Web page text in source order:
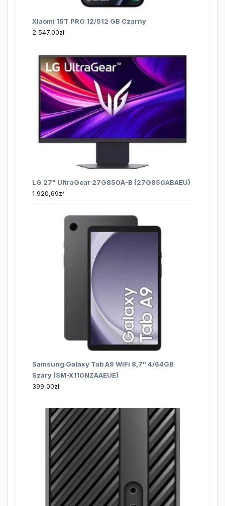
Xiaomi 15T PRO 12/512 GB Czarny
2 547,00zł
LG 27" UltraGear 27G850A-B (27G850ABAEU)
1 920,69zł
Samsung Galaxy Tab A9 WiFi 8,7" 4/64GB
Szary (SM-X110NZAAEUE)
399,00zł